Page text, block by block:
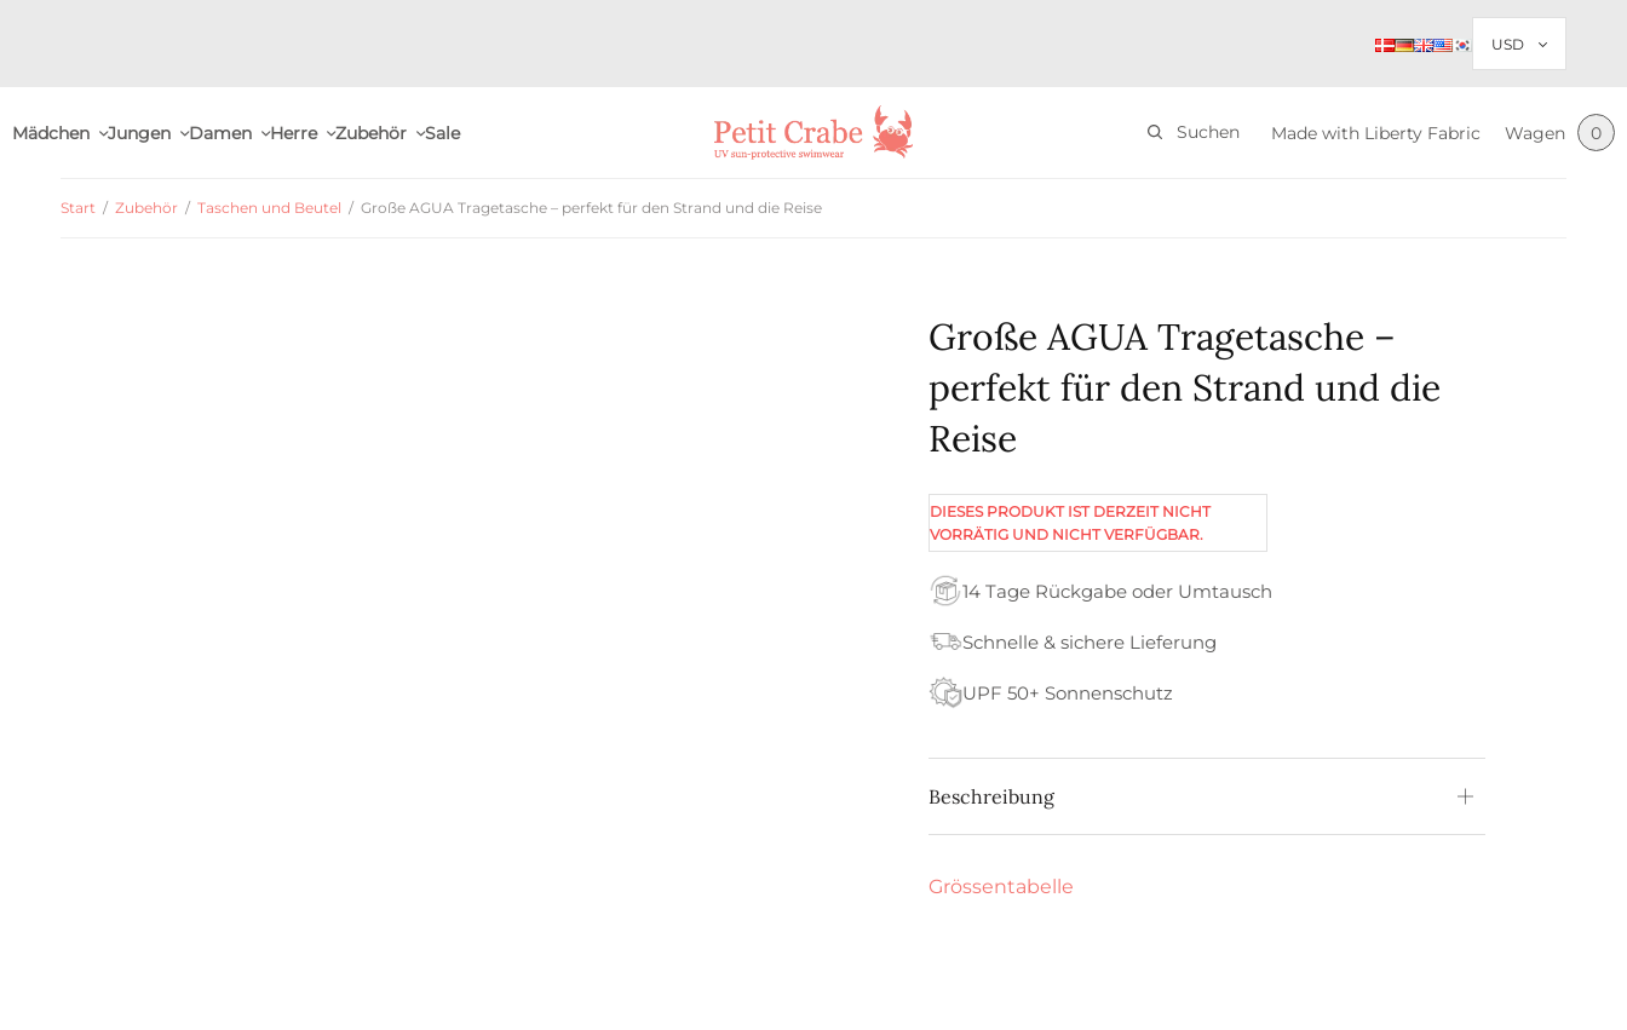
Mädchen Jungen Damen Herre Zubehör Sale Suchen Made with Liberty Fabric Wagen 0
Start / Zubehör / Taschen und Beutel / Große AGUA Tragetasche – perfekt für den Strand und die Reise
Große AGUA Tragetasche –
perfekt für den Strand und die
Reise
DIESES PRODUKT IST DERZEIT NICHT
VORRÄTIG UND NICHT VERFÜGBAR.
14 Tage Rückgabe oder Umtausch
Schnelle & sichere Lieferung
UPF 50+ Sonnenschutz
Beschreibung
Grössentabelle